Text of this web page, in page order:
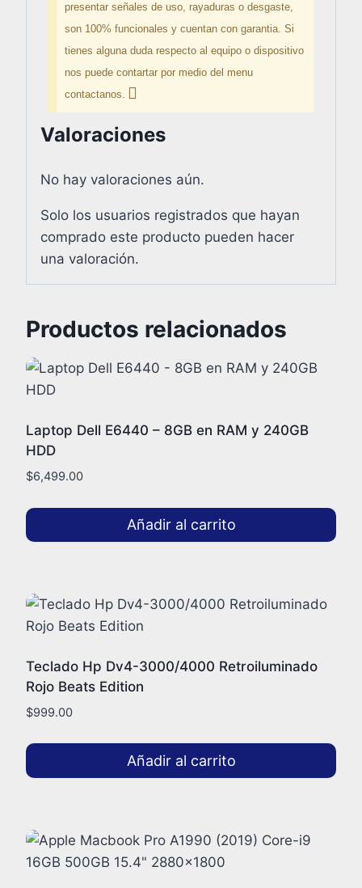
presentar señales de uso, rayaduras o desgaste,
son 100% funcionales y cuentan con garantia. Si
tienes alguna duda respecto al equipo o dispositivo
nos puede contartar por medio del menu
contactanos.
Valoraciones
No hay valoraciones aún.
Solo los usuarios registrados que hayan
comprado este producto pueden hacer
una valoración.
Productos relacionados
Laptop Dell E6440 – 8GB en RAM y 240GB
HDD
$6,499.00
Añadir al carrito
Teclado Hp Dv4-3000/4000 Retroiluminado
Rojo Beats Edition
$999.00
Añadir al carrito